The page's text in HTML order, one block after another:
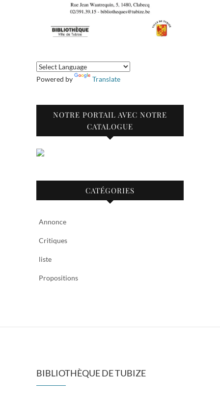
Powered by Translate
NOTRE PORTAIL AVEC NOTRE
CATALOGUE
CATÉGORIES
Annonce
Critiques
liste
Propositions
BIBLIOTHÈQUE DE TUBIZE